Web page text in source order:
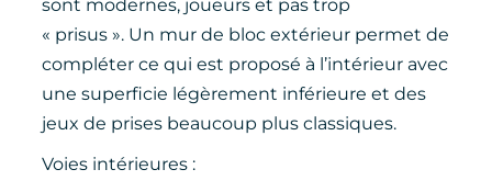
sont modernes, joueurs et pas trop
« prisus ». Un mur de bloc extérieur permet de
compléter ce qui est proposé à l’intérieur avec
une superficie légèrement inférieure et des
jeux de prises beaucoup plus classiques.
Voies intérieures :